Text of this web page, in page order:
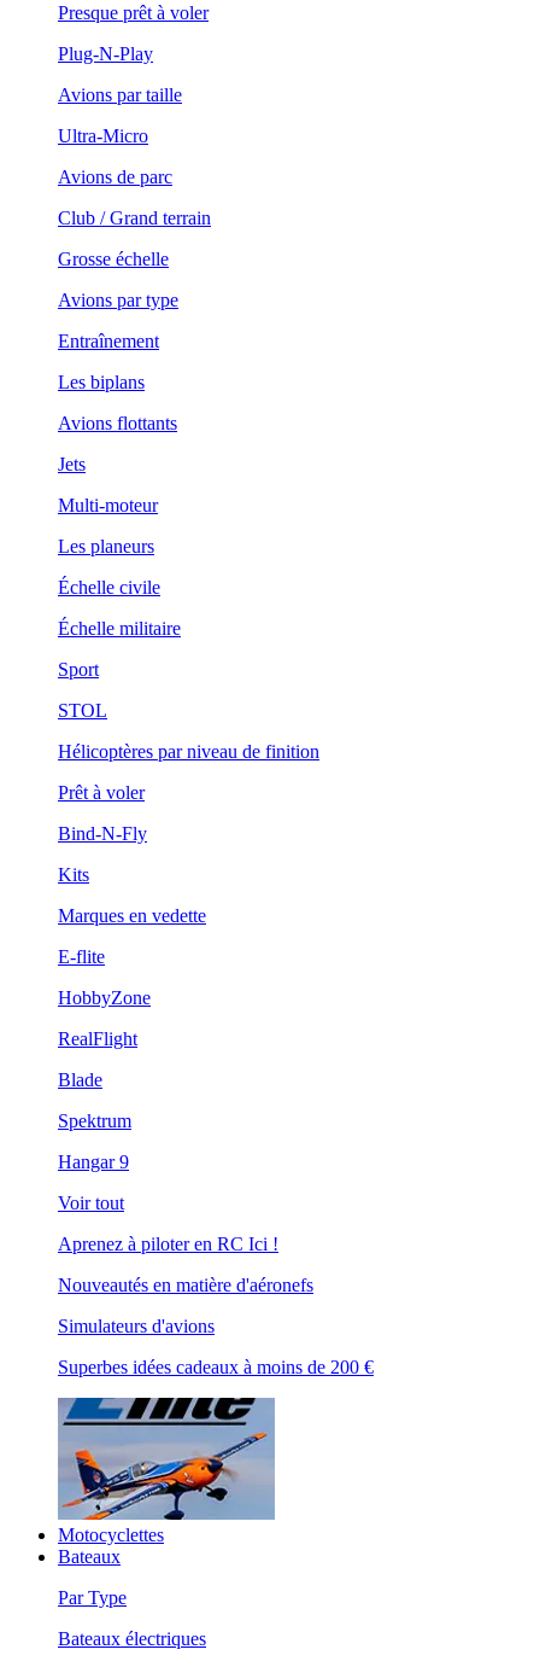
Presque prêt à voler
Plug-N-Play
Avions par taille
Ultra-Micro
Avions de parc
Club / Grand terrain
Grosse échelle
Avions par type
Entraînement
Les biplans
Avions flottants
Jets
Multi-moteur
Les planeurs
Échelle civile
Échelle militaire
Sport
STOL
Hélicoptères par niveau de finition
Prêt à voler
Bind-N-Fly
Kits
Marques en vedette
E-flite
HobbyZone
RealFlight
Blade
Spektrum
Hangar 9
Voir tout
Aprenez à piloter en RC Ici !
Nouveautés en matière d'aéronefs
Simulateurs d'avions
Superbes idées cadeaux à moins de 200 €
Motocyclettes
Bateaux
Par Type
Bateaux électriques